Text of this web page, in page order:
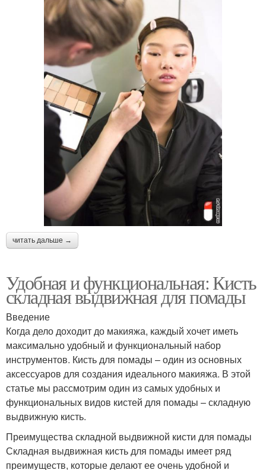
читать дальше →
Удобная и функциональная: Кисть
складная выдвижная для помады
Введение
Когда дело доходит до макияжа, каждый хочет иметь
максимально удобный и функциональный набор
инструментов. Кисть для помады – один из основных
аксессуаров для создания идеального макияжа. В этой
статье мы рассмотрим один из самых удобных и
функциональных видов кистей для помады – складную
выдвижную кисть.
Преимущества складной выдвижной кисти для помады
Складная выдвижная кисть для помады имеет ряд
преимуществ, которые делают ее очень удобной и